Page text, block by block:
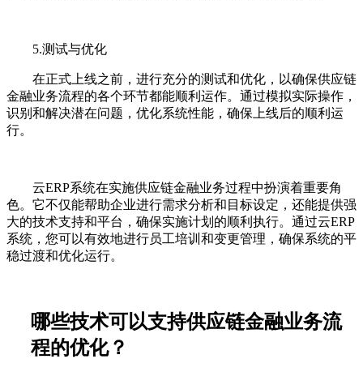
5.测试与优化
在正式上线之前，进行充分的测试和优化，以确保供应链
金融业务流程的各个环节都能顺利运作。通过模拟实际操作，
识别和解决潜在问题，优化系统性能，确保上线后的顺利运
行。
云ERP系统在实施供应链金融业务过程中扮演着重要角
色。它不仅能帮助企业进行需求分析和目标设定，还能提供强
大的技术支持和平台，确保实施计划的顺利执行。通过云ERP
系统，您可以有效地进行员工培训和变更管理，确保系统的平
稳过渡和优化运行。
哪些技术可以支持供应链金融业务流
程的优化？